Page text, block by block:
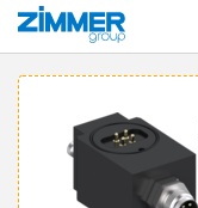
Start Produkte